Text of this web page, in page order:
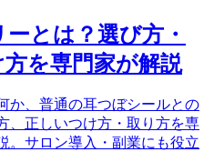
とは？選び方・
を専門家が解説
か、普通の耳つぼシールとの
、正しいつけ方・取り方を専
。サロン導入・副業にも役立